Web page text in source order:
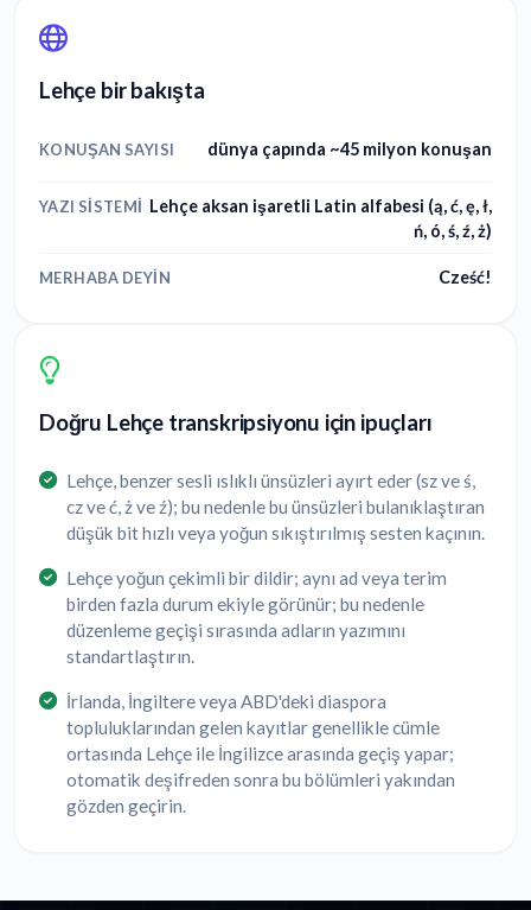
Lehçe bir bakışta
KONUŞAN SAYISI dünya çapında ~45 milyon konuşan
YAZI SISTEMI Lehçe aksan işaretli Latin alfabesi (ą, ć, ę, ł,
ń, ó, ś, ź, ż)
MERHABA DEYIN Cześć!
Doğru Lehçe transkripsiyonu için ipuçları
Lehçe, benzer sesli ıslıklı ünsüzleri ayırt eder (sz ve ś,
cz ve ć, ż ve ź); bu nedenle bu ünsüzleri bulanıklaştıran
düşük bit hızlı veya yoğun sıkıştırılmış sesten kaçının.
Lehçe yoğun çekimli bir dildir; aynı ad veya terim
birden fazla durum ekiyle görünür; bu nedenle
düzenleme geçişi sırasında adların yazımını
standartlaştırın.
İrlanda, İngiltere veya ABD'deki diaspora
topluluklarından gelen kayıtlar genellikle cümle
ortasında Lehçe ile İngilizce arasında geçiş yapar;
otomatik deşifreden sonra bu bölümleri yakından
gözden geçirin.